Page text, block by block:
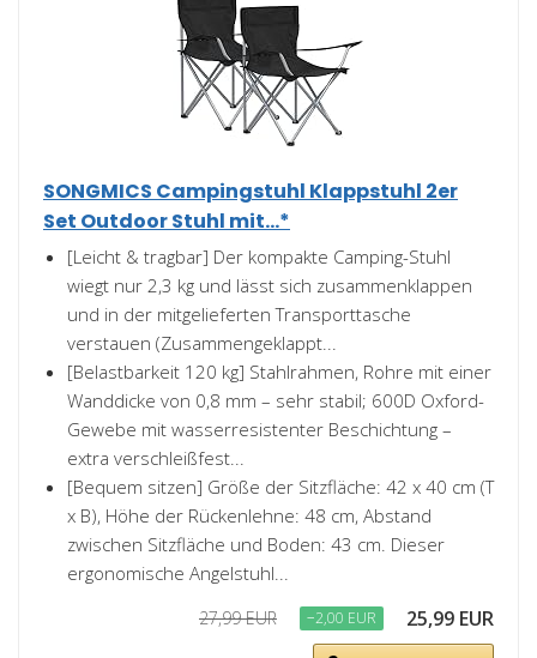
SONGMICS Campingstuhl Klappstuhl 2er
Set Outdoor Stuhl mit...*
[Leicht & tragbar] Der kompakte Camping-Stuhl
wiegt nur 2,3 kg und lässt sich zusammenklappen
und in der mitgelieferten Transporttasche
verstauen (Zusammengeklappt...
[Belastbarkeit 120 kg] Stahlrahmen, Rohre mit einer
Wanddicke von 0,8 mm – sehr stabil; 600D Oxford-
Gewebe mit wasserresistenter Beschichtung –
extra verschleißfest...
[Bequem sitzen] Größe der Sitzfläche: 42 x 40 cm (T
x B), Höhe der Rückenlehne: 48 cm, Abstand
zwischen Sitzfläche und Boden: 43 cm. Dieser
ergonomische Angelstuhl...
27,99 EUR −2,00 EUR 25,99 EUR